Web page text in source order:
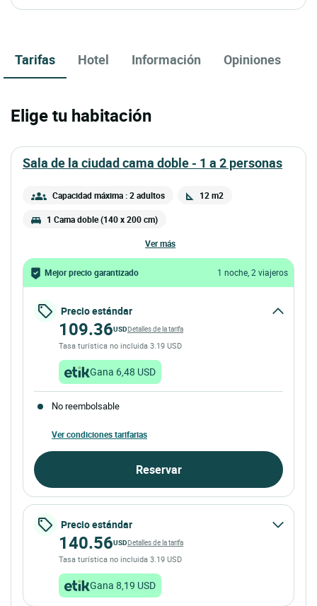
Tarifas Hotel Información Opiniones
Elige tu habitación
sala de la ciudad cama doble - 1 a 2 personas
Capacidad máxima : 2 adultos 12 m2
1 Cama doble (140 x 200 cm)
ver más
Mejor precio garantizado 1 noche, 2 viajeros
Precio estándar
109.36USDDetalles de la tarifa
Tasa turística no incluida 3.19 USD
Gana 6,48 USD
No reembolsable
Ver condiciones tarifarias
Reservar
Precio estándar
140.56USDDetalles de la tarifa
Tasa turística no incluida 3.19 USD
Gana 8,19 USD